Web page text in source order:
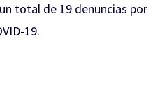
total de 19 denuncias por
19.